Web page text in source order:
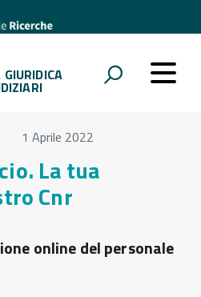
1 Aprile 2022
La tua
Cnr
online del personale